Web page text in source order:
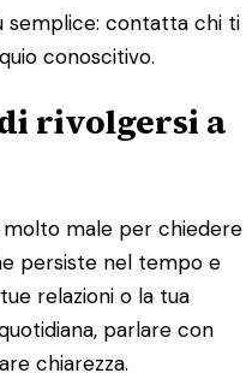
semplice: contatta chi ti
conoscitivo.
rivolgersi a
male per chiedere
persiste nel tempo e
relazioni o la tua
parlare con
chiarezza.